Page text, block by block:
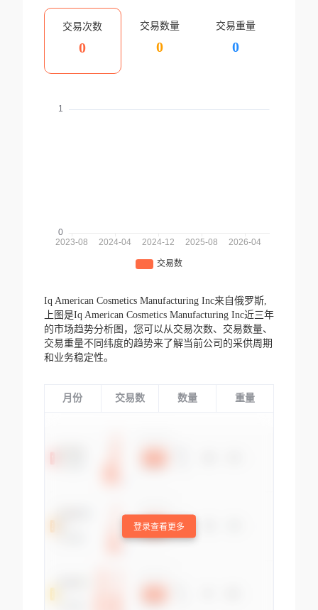
交易次数
0
交易数量
0
交易重量
0
Iq American Cosmetics Manufacturing Inc来自俄罗斯,
上图是Iq American Cosmetics Manufacturing Inc近三年
的市场趋势分析图，您可以从交易次数、交易数量、
交易重量不同纬度的趋势来了解当前公司的采供周期
和业务稳定性。
月份 交易数 数量 重量
登录查看更多